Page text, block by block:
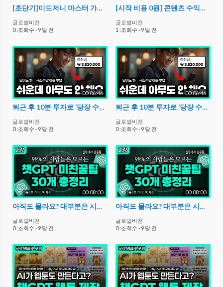
[초단기]미드저니 마스터 가이드 - 초고퀄 이미지, 실패없는 프롬프트 작성법, AI 모델 제작
글로벌비전
0 :조회수 · 9 달 전
[시작 비용 0원] 콘텐츠 수익화 방법 핵심 요약. 이게 전부입니다
글로벌비전
1 :조회수 · 9 달 전
00:06:46
퇴근 후 10분 투자로 ‘당장 수익’ 나는 AI 부업(단계별 가이드 포함)
글로벌비전
0 :조회수 · 9 달 전
00:06:46
퇴근 후 10분 투자로 ‘당장 수익’ 나는 AI 부업(단계별 가이드 포함)
글로벌비전
0 :조회수 · 9 달 전
00:08:00
아직도 몰라요? 대부분은 시도도 안 해본 챗GPT 숨겨진 활용법 | AI 실전 활용 [무료가이드북 포함]
글로벌비전
0 :조회수 · 9 달 전
00:08:00
아직도 몰라요? 대부분은 시도도 안 해본 챗GPT 숨겨진 활용법 | AI 실전 활용 [무료가이드북 포함]
글로벌비전
0 :조회수 · 9 달 전